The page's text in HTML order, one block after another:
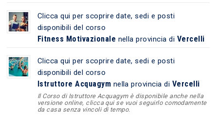
Clicca qui per scoprire date, sedi e posti
disponibili del corso
Fitness Motivazionale nella provincia di Vercelli
Clicca qui per scoprire date, sedi e posti
disponibili del corso
Istruttore Acquagym nella provincia di Vercelli
Il Corso di Istruttore Acquagym è disponibile anche nella
versione online, clicca qui se vuoi seguirlo comodamente
da casa senza vincoli di tempo.